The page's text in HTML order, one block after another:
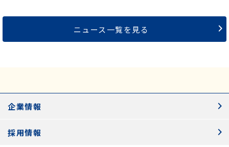
ニュース一覧を見る
企業情報
採用情報